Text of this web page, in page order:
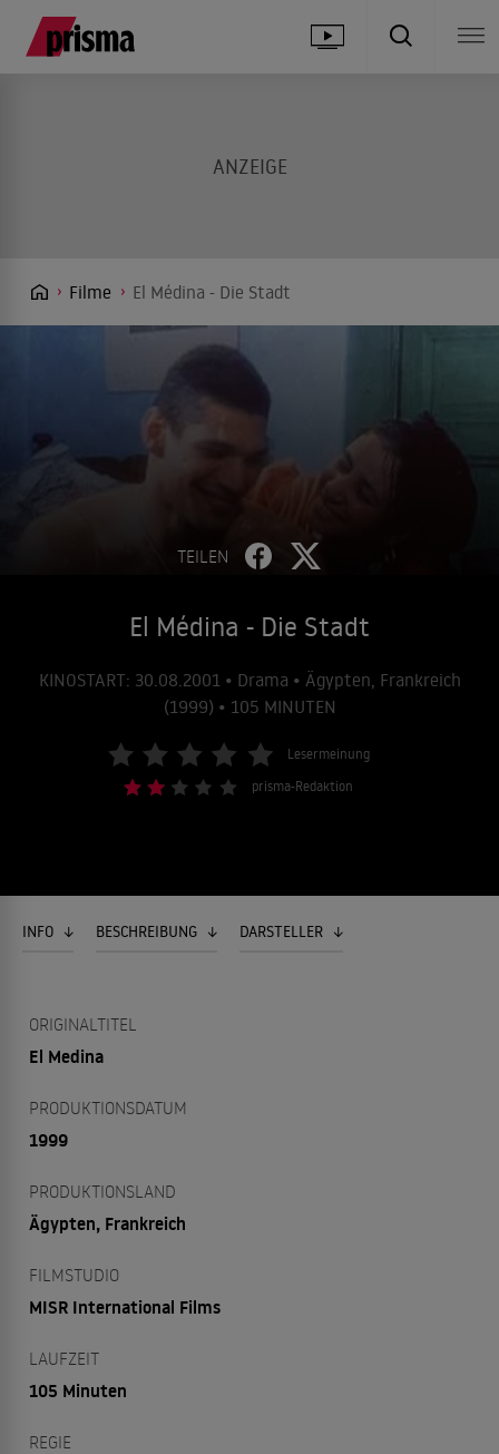
Filme El Médina - Die Stadt
TEILEN
El Médina - Die Stadt
KINOSTART: 30.08.2001 • Drama • Ägypten, Frankreich
(1999) • 105 MINUTEN
Lesermeinung
prisma-Redaktion
INFO BESCHREIBUNG DARSTELLER
ORIGINALTITEL
El Medina
PRODUKTIONSDATUM
1999
PRODUKTIONSLAND
Ägypten, Frankreich
FILMSTUDIO
MISR International Films
LAUFZEIT
105 Minuten
REGIE